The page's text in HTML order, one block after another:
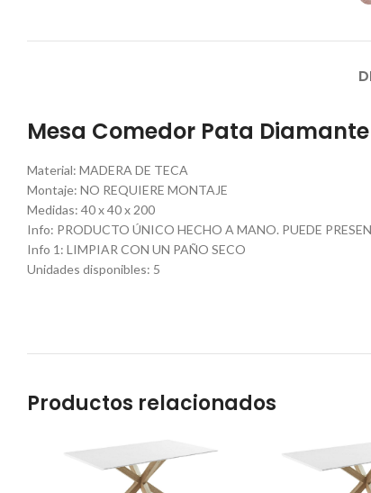
Mesa Comedor Pata Diamante
Material: MADERA DE TECA
Montaje: NO REQUIERE MONTAJE
Medidas: 40 x 40 x 200
Info: PRODUCTO ÚNICO HECHO A MANO. PUEDE
Info 1 : LIMPIAR CON UN PAÑO SECO
Unidades disponibles: 5
Productos relacionados